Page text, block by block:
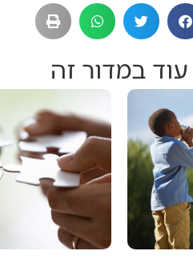
עוד במדור זה